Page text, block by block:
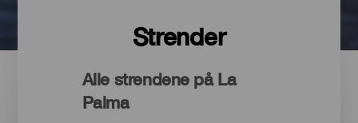
Strender
Alle strendene på La
Palma